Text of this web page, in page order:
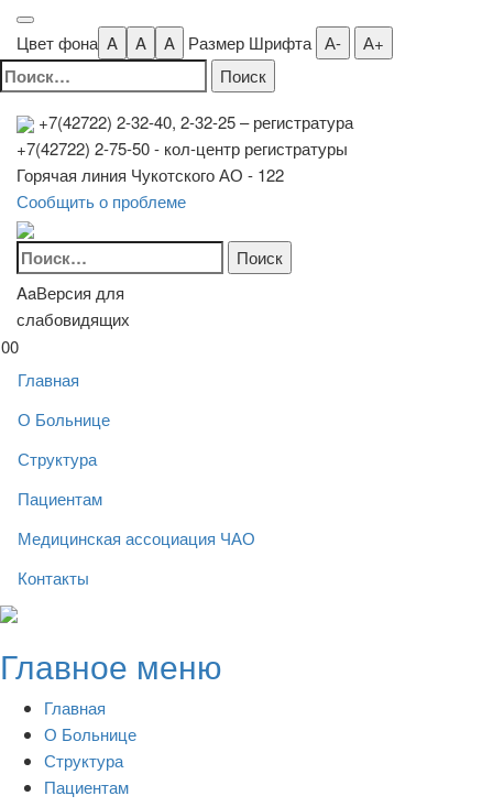
Цвет фона A A A Размер Шрифта А- А+
Найти:
+7(42722) 2-32-40, 2-32-25– регистратура
+7(42722) 2-75-50 - кол-центр регистратуры
Горячая линия Чукотского АО - 122
Сообщить о проблеме
Найти:
AaВерсия для
слабовидящих
00
Главная
О Больнице
Структура
Пациентам
Медицинская ассоциация ЧАО
Контакты
Skip
content
Главное меню
Главная
О Больнице
Структура
Пациентам